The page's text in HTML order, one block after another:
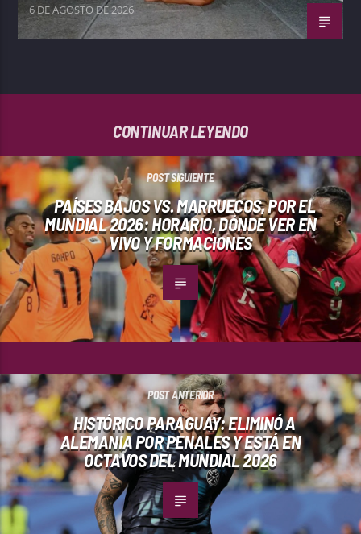
6 DE AGOSTO DE 2026
CONTINUAR LEYENDO
POST SIGUIENTE
PAÍSES BAJOS VS. MARRUECOS, POR EL
MUNDIAL 2026: HORARIO, DÓNDE VER EN
VIVO Y FORMACIONES
POST ANTERIOR
HISTÓRICO PARAGUAY: ELIMINÓ A
ALEMANIA POR PENALES Y ESTÁ EN
OCTAVOS DEL MUNDIAL 2026